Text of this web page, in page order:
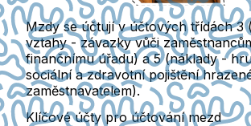
Mzdy se účtují v účtových třídách 3
vztahy - závazky vůči
finančnímu úřadu)a 5(náklady -
sociální a zdravotní pojištění
zaměstnavatelem).
Klíčové účty pro účtování mezd